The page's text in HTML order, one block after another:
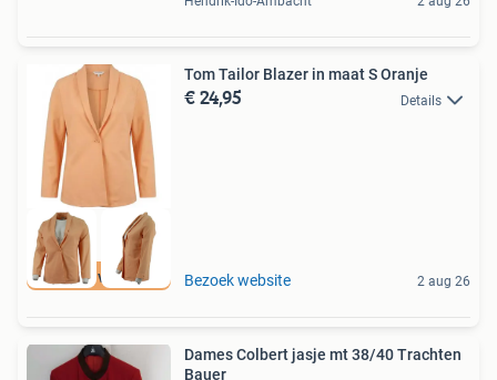
Tot 75% voordeel
Tom Tailor Blazer in maat S Oranje
€ 24,95 Details
Bezoek website 2 aug 26
Dames Colbert jasje mt 38/40 Trachten
Bauer